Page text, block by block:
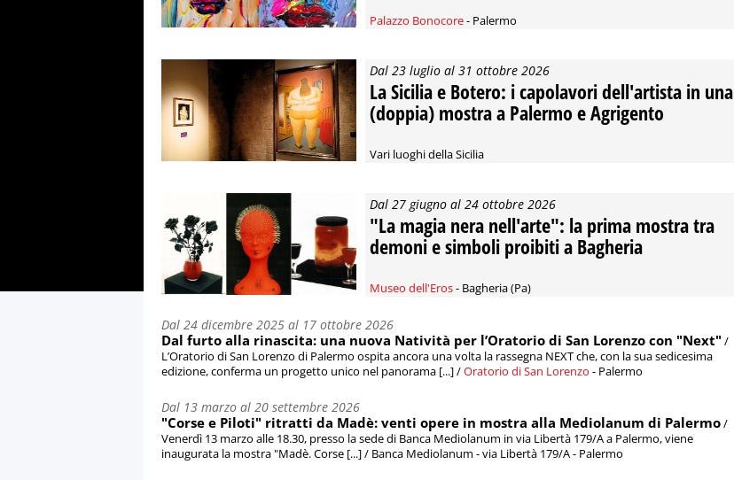
Palazzo Bonocore- Palermo
Dal 23 luglio al 31 ottobre 2026
La Sicilia e Botero: i capolavori dell'artista in una
(doppia) mostra a Palermo e Agrigento
Vari luoghi della Sicilia
Dal 27 giugno al 24 ottobre 2026
"La magia nera nell'arte": la prima mostra tra
demoni e simboli proibiti a Bagheria
Museo dell'Eros- Bagheria (Pa)
Dal 24 dicembre 2025 al 17 ottobre 2026
Dal furto alla rinascita: una nuova Natività per l’Oratorio di San Lorenzo con "Next" /
L’Oratorio di San Lorenzo di Palermo ospita ancora una volta la rassegna NEXT che, con la sua sedicesima
edizione, conferma un progetto unico nel panorama [...] /Oratorio di San Lorenzo - Palermo
Dal 13 marzo al 20 settembre 2026
"Corse e Piloti" ritratti da Madè: venti opere in mostra alla Mediolanum di Palermo/
Venerdì 13 marzo alle 18.30, presso la sede di Banca Mediolanum in via Libertà 179/A a Palermo, viene
inaugurata la mostra "Madè. Corse [...] / Banca Mediolanum - via Libertà 179/A - Palermo